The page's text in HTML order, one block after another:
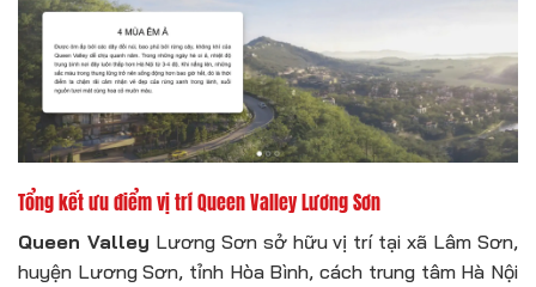
Tổng kết ưu điểm vị trí Queen Valley Lương Sơn
Queen Valley Lương Sơn sở hữu vị trí tại xã Lâm Sơn,
huyện Lương Sơn, tỉnh Hòa Bình, cách trung tâm Hà Nội